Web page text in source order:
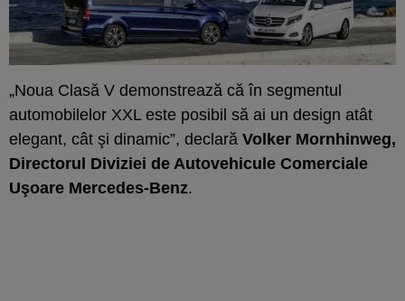
„Noua Clasă V demonstrează că în segmentul
automobilelor XXL este posibil să ai un design atât
elegant, cât şi dinamic”, declară Volker Mornhinweg,
Directorul Diviziei de Autovehicule Comerciale
Uşoare Mercedes-Benz.